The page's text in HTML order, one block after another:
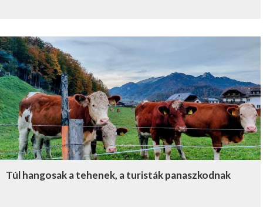
Túl hangosak a tehenek, a turisták panaszkodnak